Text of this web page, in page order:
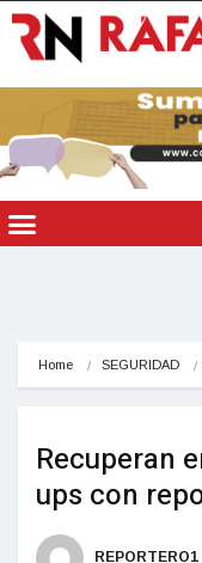
Home SEGURIDAD
Recuperan
ups con
REPORTERO1